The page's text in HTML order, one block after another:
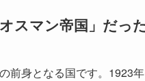
スマン帝国」だった
前身となる国です。1923